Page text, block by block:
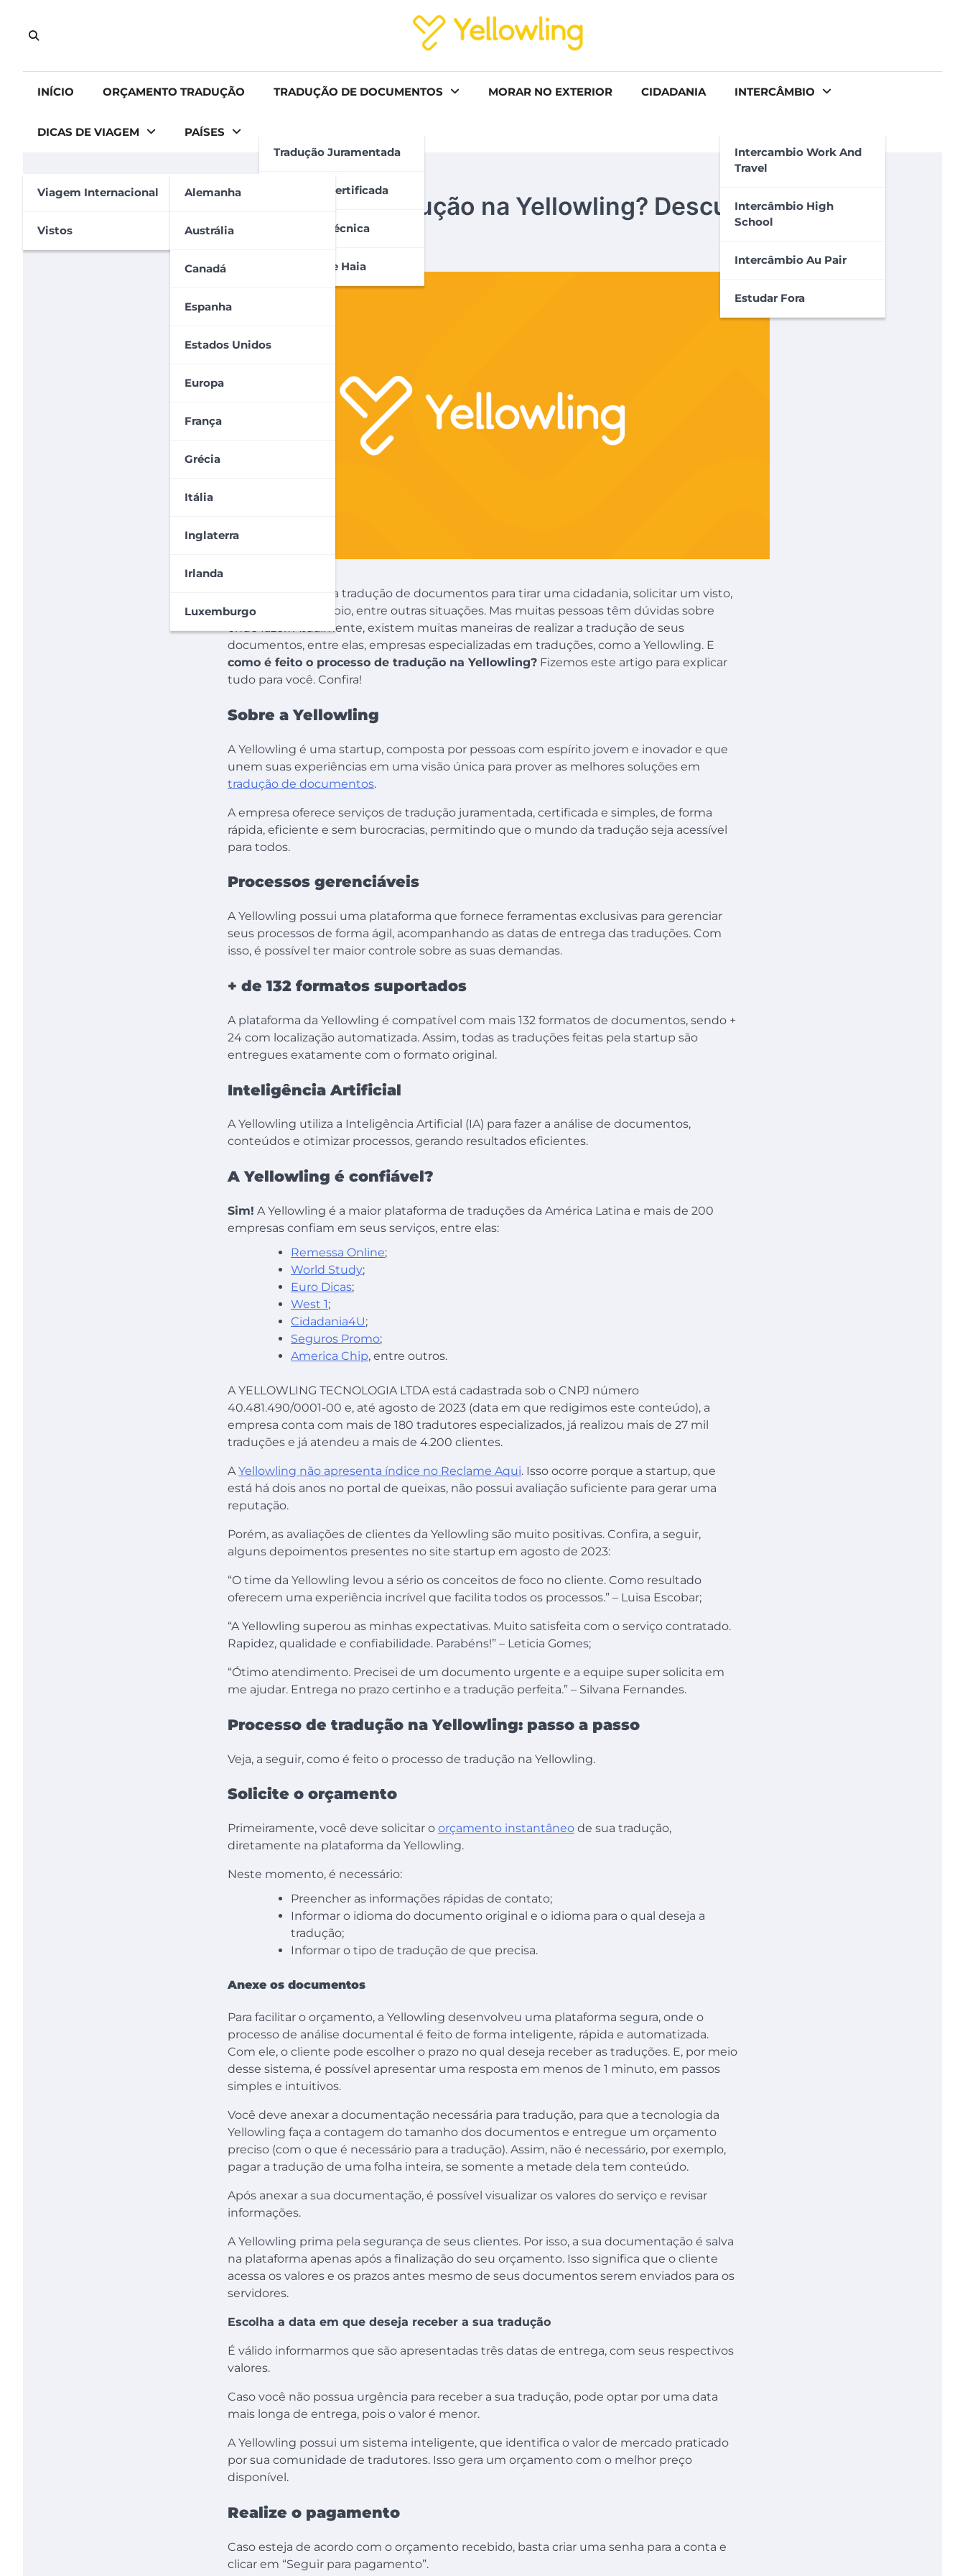
content
INÍCIO ORÇAMENTO TRADUÇÃO TRADUÇÃO DE DOCUMENTOS
Tradução Juramentada
Tradução Certificada
Tradução Técnica
Apostila De Haia
MORAR NO EXTERIOR CIDADANIA INTERCÂMBIO
Intercambio Work And
Travel
Intercâmbio High
School
Intercâmbio Au Pair
Estudar Fora
DICAS DE VIAGEM
Viagem Internacional
Vistos
PAÍSES
Alemanha
Austrália
Canadá
Espanha
Estados Unidos
Europa
França
Grécia
Itália
Inglaterra
Irlanda
Luxemburgo
Como é feito o processo de tradução na Yellowling? Descubra aqui!
Carolina Carvalho 28 de setembro de 2023
É necessário fazer a tradução de documentos para tirar uma cidadania, solicitar um visto,
fazer um intercâmbio, entre outras situações. Mas muitas pessoas têm dúvidas sobre
onde fazer. Atualmente, existem muitas maneiras de realizar a tradução de seus
documentos, entre elas, empresas especializadas em traduções, como a Yellowling. E
como é feito o processo de tradução na Yellowling? Fizemos este artigo para explicar
tudo para você. Confira!
Sobre a Yellowling
A Yellowling é uma startup, composta por pessoas com espírito jovem e inovador e que
unem suas experiências em uma visão única para prover as melhores soluções em
tradução de documentos.
A empresa oferece serviços de tradução juramentada, certificada e simples, de forma
rápida, eficiente e sem burocracias, permitindo que o mundo da tradução seja acessível
para todos.
Processos gerenciáveis
A Yellowling possui uma plataforma que fornece ferramentas exclusivas para gerenciar
seus processos de forma ágil, acompanhando as datas de entrega das traduções. Com
isso, é possível ter maior controle sobre as suas demandas.
+ de 132 formatos suportados
A plataforma da Yellowling é compatível com mais 132 formatos de documentos, sendo +
24 com localização automatizada. Assim, todas as traduções feitas pela startup são
entregues exatamente com o formato original.
Inteligência Artificial
A Yellowling utiliza a Inteligência Artificial (IA) para fazer a análise de documentos,
conteúdos e otimizar processos, gerando resultados eficientes.
A Yellowling é confiável?
Sim! A Yellowling é a maior plataforma de traduções da América Latina e mais de 200
empresas confiam em seus serviços, entre elas:
Remessa Online;
World Study;
Euro Dicas;
West 1;
Cidadania4U;
Seguros Promo;
America Chip, entre outros.
A YELLOWLING TECNOLOGIA LTDA está cadastrada sob o CNPJ número
40.481.490/0001-00 e, até agosto de 2023 (data em que redigimos este conteúdo), a
empresa conta com mais de 180 tradutores especializados, já realizou mais de 27 mil
traduções e já atendeu a mais de 4.200 clientes.
AYellowling não apresenta índice no Reclame Aqui. Isso ocorre porque a startup, que
está há dois anos no portal de queixas, não possui avaliação suficiente para gerar uma
reputação.
Porém, as avaliações de clientes da Yellowling são muito positivas. Confira, a seguir,
alguns depoimentos presentes no site startup em agosto de 2023:
“O time da Yellowling levou a sério os conceitos de foco no cliente. Como resultado
oferecem uma experiência incrível que facilita todos os processos.” – Luisa Escobar;
“A Yellowling superou as minhas expectativas. Muito satisfeita com o serviço contratado.
Rapidez, qualidade e confiabilidade. Parabéns!” – Leticia Gomes;
“Ótimo atendimento. Precisei de um documento urgente e a equipe super solicita em
me ajudar. Entrega no prazo certinho e a tradução perfeita.” – Silvana Fernandes.
Processo de tradução na Yellowling: passo a passo
Veja, a seguir, como é feito o processo de tradução na Yellowling.
Solicite o orçamento
Primeiramente, você deve solicitar o orçamento instantâneo de sua tradução,
diretamente na plataforma da Yellowling.
Neste momento, é necessário:
Preencher as informações rápidas de contato;
Informar o idioma do documento original e o idioma para o qual deseja a
tradução;
Informar o tipo de tradução de que precisa.
Anexe os documentos
Para facilitar o orçamento, a Yellowling desenvolveu uma plataforma segura, onde o
processo de análise documental é feito de forma inteligente, rápida e automatizada.
Com ele, o cliente pode escolher o prazo no qual deseja receber as traduções. E, por meio
desse sistema, é possível apresentar uma resposta em menos de 1 minuto, em passos
simples e intuitivos.
Você deve anexar a documentação necessária para tradução, para que a tecnologia da
Yellowling faça a contagem do tamanho dos documentos e entregue um orçamento
preciso (com o que é necessário para a tradução). Assim, não é necessário, por exemplo,
pagar a tradução de uma folha inteira, se somente a metade dela tem conteúdo.
Após anexar a sua documentação, é possível visualizar os valores do serviço e revisar
informações.
A Yellowling prima pela segurança de seus clientes. Por isso, a sua documentação é salva
na plataforma apenas após a finalização do seu orçamento. Isso significa que o cliente
acessa os valores e os prazos antes mesmo de seus documentos serem enviados para os
servidores.
Escolha a data em que deseja receber a sua tradução
É válido informarmos que são apresentadas três datas de entrega, com seus respectivos
valores.
Caso você não possua urgência para receber a sua tradução, pode optar por uma data
mais longa de entrega, pois o valor é menor.
A Yellowling possui um sistema inteligente, que identifica o valor de mercado praticado
por sua comunidade de tradutores. Isso gera um orçamento com o melhor preço
disponível.
Realize o pagamento
Caso esteja de acordo com o orçamento recebido, basta criar uma senha para a conta e
clicar em “Seguir para pagamento”.